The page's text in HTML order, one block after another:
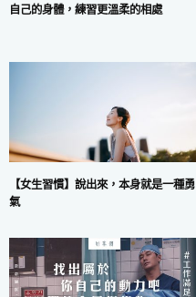
自己的身體，練習更溫柔的相處
【女生習慣】說出來，本身就是一種勇
氣